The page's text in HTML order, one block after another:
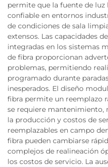
permite que la fuente de luz
confiable en entornos
de condiciones de sala
extensos. Las capacidades
integradas en los sistemas
de fibra proporcionan
problemas, permitiendo
programado durante
inesperados. El diseño
fibra permite un reemplazo
se requiere
la producción y costos de
reemplazables en campo
fibra pueden cambiarse
complejos de realineación
los costos de servicio. La